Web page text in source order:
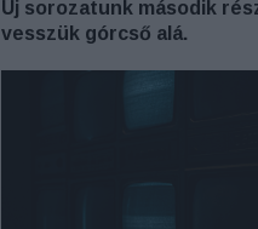
Új sorozatunk második
vesszük górcső alá.